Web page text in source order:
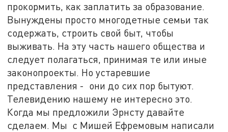
прокормить, как заплатить за образование.
Вынуждены просто многодетные семьи так
содержать, строить свой быт, чтобы
выживать. На эту часть нашего общества и
следует полагаться, принимая те или иные
законопроекты. Но устаревшие
представления - они до сих пор бытуют.
Телевидению нашему не интересно это.
Когда мы предложили Эрнсту давайте
сделаем. Мы с Мишей Ефремовым написали